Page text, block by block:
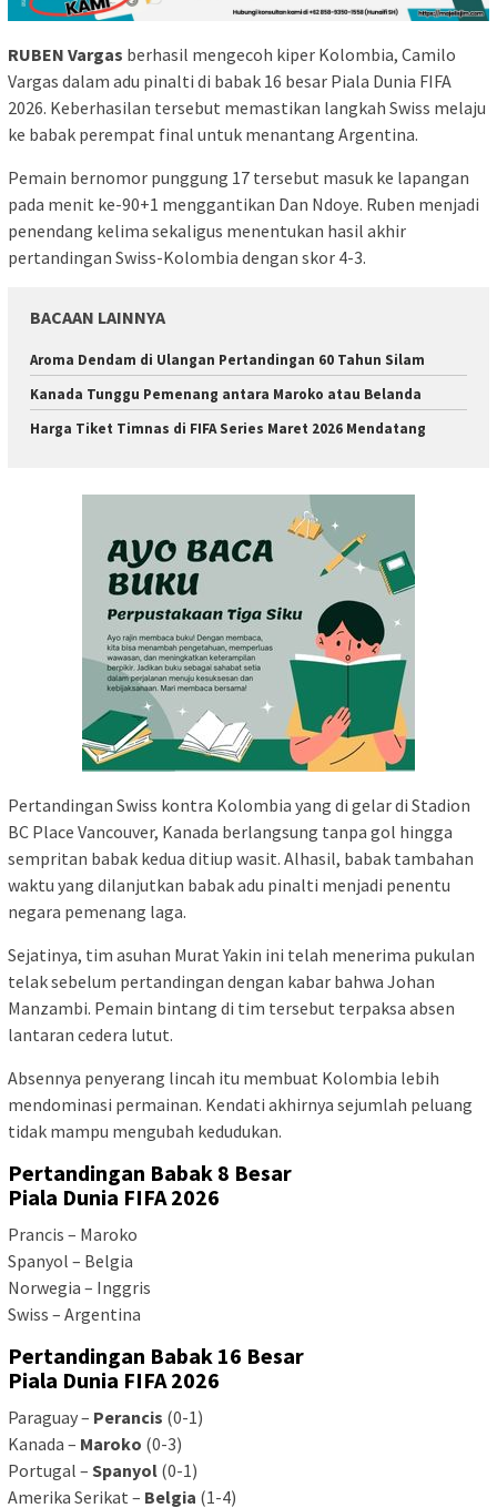
RUBEN Vargas berhasil mengecoh kiper Kolombia, Camilo
Vargas dalam adu pinalti di babak 16 besar Piala Dunia FIFA
2026. Keberhasilan tersebut memastikan langkah Swiss melaju
ke babak perempat final untuk menantang Argentina.
Pemain bernomor punggung 17 tersebut masuk ke lapangan
pada menit ke-90+1 menggantikan Dan Ndoye. Ruben menjadi
penendang kelima sekaligus menentukan hasil akhir
pertandingan Swiss-Kolombia dengan skor 4-3.
BACAAN LAINNYA
Aroma Dendam di Ulangan Pertandingan 60 Tahun Silam
Kanada Tunggu Pemenang antara Maroko atau Belanda
Harga Tiket Timnas di FIFA Series Maret 2026 Mendatang
Pertandingan Swiss kontra Kolombia yang di gelar di Stadion
BC Place Vancouver, Kanada berlangsung tanpa gol hingga
sempritan babak kedua ditiup wasit. Alhasil, babak tambahan
waktu yang dilanjutkan babak adu pinalti menjadi penentu
negara pemenang laga.
Sejatinya, tim asuhan Murat Yakin ini telah menerima pukulan
telak sebelum pertandingan dengan kabar bahwa Johan
Manzambi. Pemain bintang di tim tersebut terpaksa absen
lantaran cedera lutut.
Absennya penyerang lincah itu membuat Kolombia lebih
mendominasi permainan. Kendati akhirnya sejumlah peluang
tidak mampu mengubah kedudukan.
Pertandingan Babak 8 Besar
Piala Dunia FIFA 2026
Prancis – Maroko
Spanyol – Belgia
Norwegia – Inggris
Swiss – Argentina
Pertandingan Babak 16 Besar
Piala Dunia FIFA 2026
Paraguay – Perancis (0-1)
Kanada – Maroko (0-3)
Portugal – Spanyol (0-1)
Amerika Serikat – Belgia (1-4)